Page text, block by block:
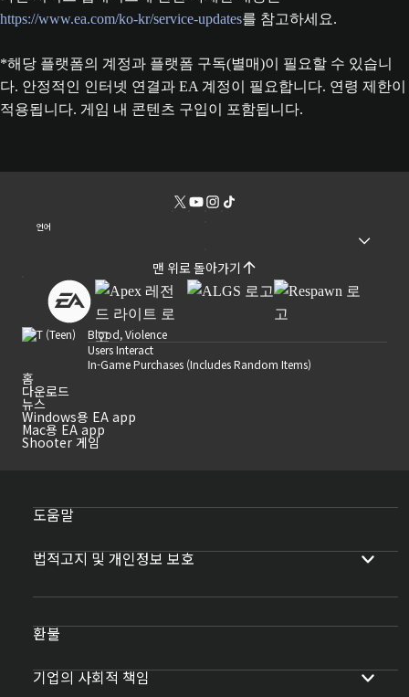
https://www.ea.com/ko-kr/service-updates를 참고하세요.
*해당 플랫폼의 계정과 플랫폼 구독(별매)이 필요할 수 있습니
다. 안정적인 인터넷 연결과 EA 계정이 필요합니다. 연령 제한이
적용됩니다. 게임 내 콘텐츠 구입이 포함됩니다.
언어
맨 위로 돌아가기
Blood, Violence
Users Interact
In-Game Purchases (Includes Random Items)
홈
다운로드
뉴스
Windows용 EA app
Mac용 EA app
Shooter 게임
도움말
법적고지 및 개인정보 보호
환불
기업의 사회적 책임